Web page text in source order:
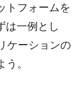
トフォームを
は一例とし
ケーションの
。